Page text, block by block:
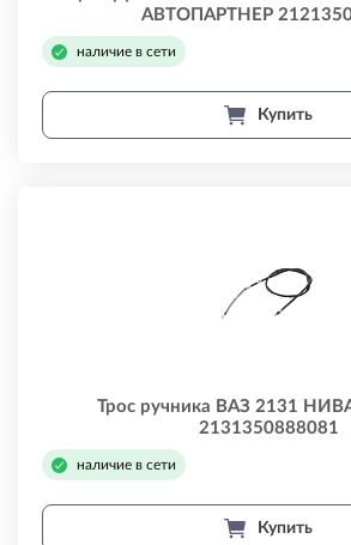
АВТОПАРТНЕР
наличие в сети
Купить
Трос ручника ВАЗ 2131
2131350888081
наличие в сети
Купить